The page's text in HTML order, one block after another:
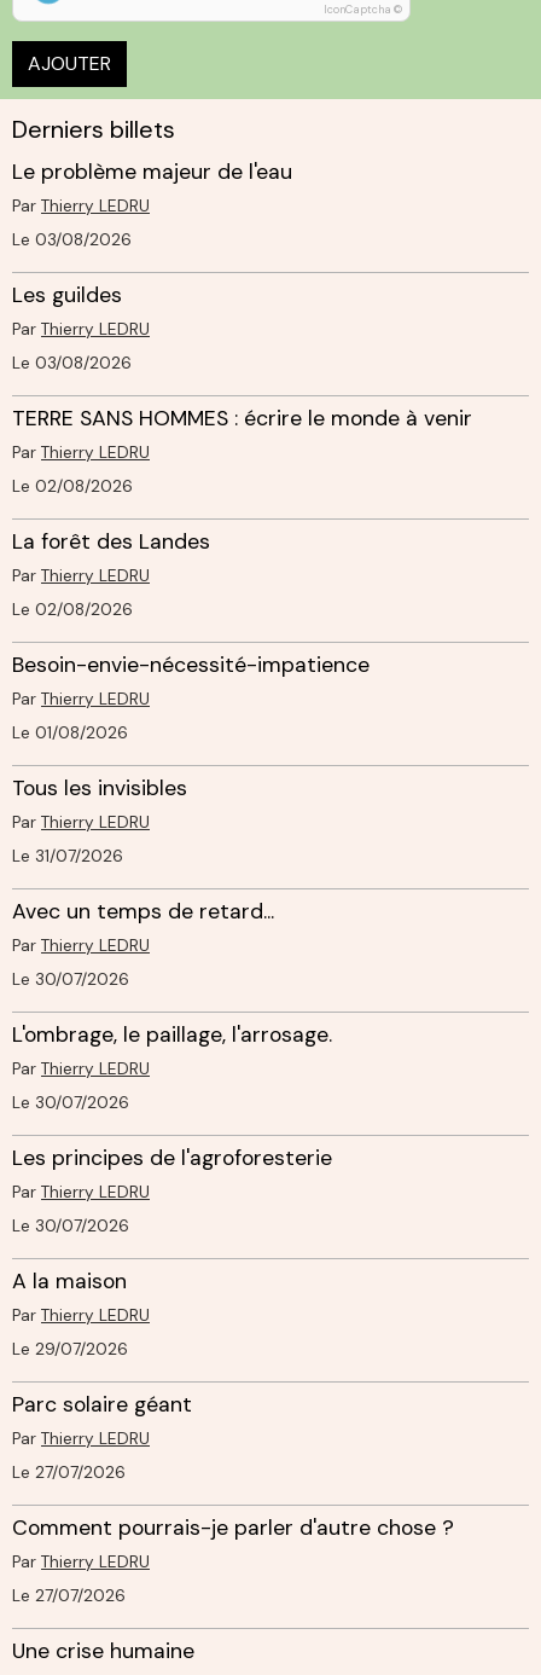
IconCaptcha ©
AJOUTER
Derniers billets
Le problème majeur de l'eau
Par Thierry LEDRU
Le 03/08/2026
Les guildes
Par Thierry LEDRU
Le 03/08/2026
TERRE SANS HOMMES : écrire le monde à venir
Par Thierry LEDRU
Le 02/08/2026
La forêt des Landes
Par Thierry LEDRU
Le 02/08/2026
Besoin-envie-nécessité-impatience
Par Thierry LEDRU
Le 01/08/2026
Tous les invisibles
Par Thierry LEDRU
Le 31/07/2026
Avec un temps de retard...
Par Thierry LEDRU
Le 30/07/2026
L'ombrage, le paillage, l'arrosage.
Par Thierry LEDRU
Le 30/07/2026
Les principes de l'agroforesterie
Par Thierry LEDRU
Le 30/07/2026
A la maison
Par Thierry LEDRU
Le 29/07/2026
Parc solaire géant
Par Thierry LEDRU
Le 27/07/2026
Comment pourrais-je parler d'autre chose ?
Par Thierry LEDRU
Le 27/07/2026
Une crise humaine